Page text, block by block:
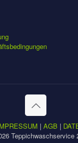
| AGB |
Teppichwaschservice